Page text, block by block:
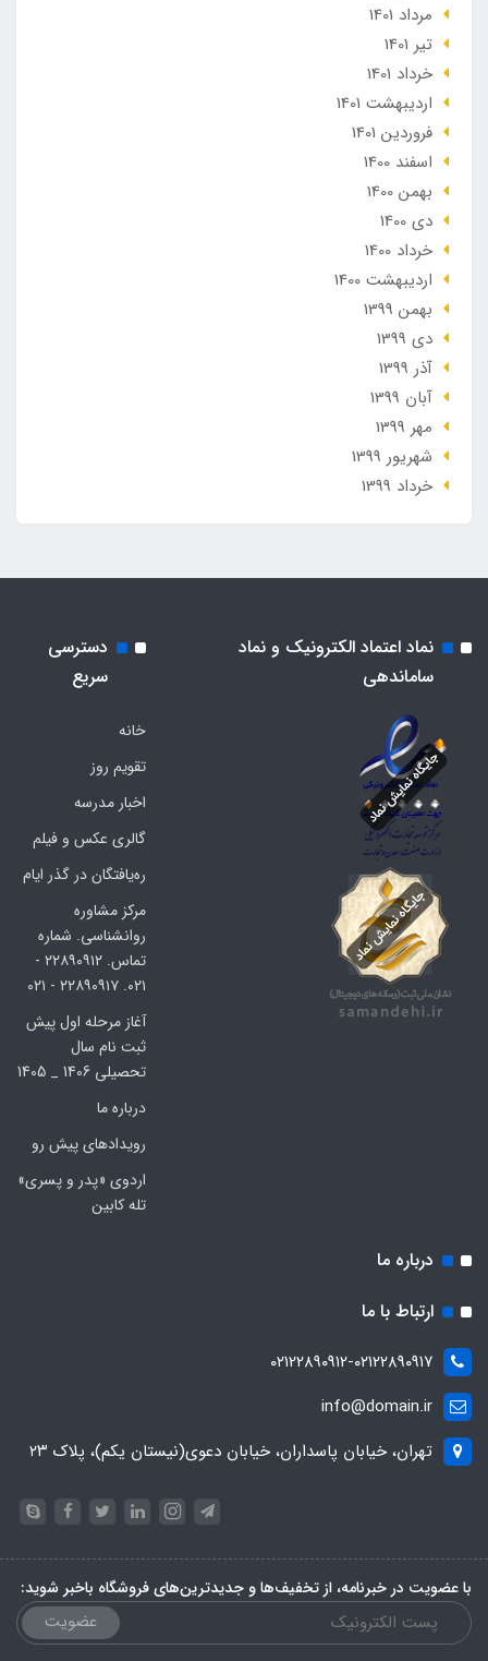
مرداد 1401
تير 1401
خرداد 1401
ارديبهشت 1401
فروردین 1401
اسفند 1400
بهمن 1400
دی 1400
خرداد 1400
ارديبهشت 1400
بهمن 1399
دی 1399
آذر 1399
آبان 1399
مهر 1399
شهریور 1399
خرداد 1399
نماد اعتماد الکترونیک و نماد
ساماندهی
دسترسی
سریع
خانه
تقویم روز
اخبار مدرسه
گالری عکس و فیلم
ره‌یافتگان در گذر ایام
مرکز مشاوره
روانشناسی. شماره
تماس. ۲۲۸۹۰۹۱۲ -
۰۲۱. ۲۲۸۹۰۹۱۷ - ۰۲۱
آغاز مرحله اول پیش
ثبت نام سال
تحصیلی 1406 _ 1405
درباره ما
رویدادهای پیش رو
اردوی «پدر و پسری»
تله کابین
درباره ما
ارتباط با ما
۰۲۱۲۲۸۹۰۹۱۲-۰۲۱۲۲۸۹۰۹۱۷
info@domain.ir
تهران، خیابان پاسداران، خیابان دعوی(نیستان یکم)، پلاک ۲۳
با عضویت در خبرنامه، از تخفیف‌ها و جدیدترین‌های فروشگاه باخبر شوید:
عضویت